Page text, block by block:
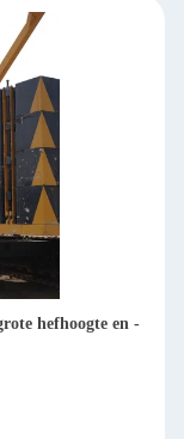
hefhoogte en -